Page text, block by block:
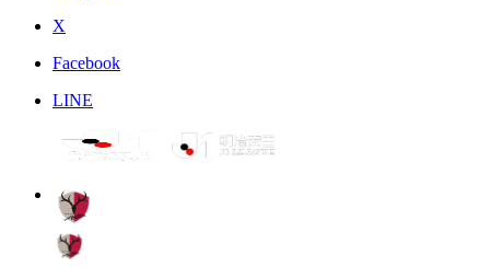
X
Facebook
LINE